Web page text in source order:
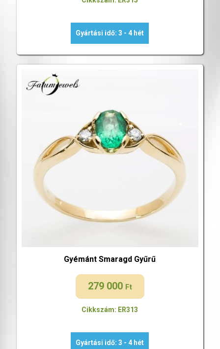
Gyártási idő: 3 - 4 hét
Gyémánt Smaragd Gyűrű
279 000 Ft
Cikkszám: ER313
Gyártási idő: 3 - 4 hét